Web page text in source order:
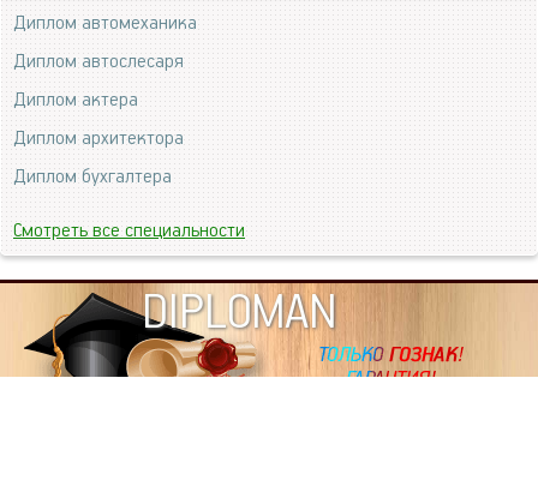
Диплом автомеханика
Диплом автослесаря
Диплом актера
Диплом архитектора
Диплом бухгалтера
Смотреть все специальности
DIPLOMAN